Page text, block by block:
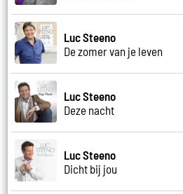
Luc Steeno
De zomer van je leven
Luc Steeno
Deze nacht
Luc Steeno
Dicht bij jou